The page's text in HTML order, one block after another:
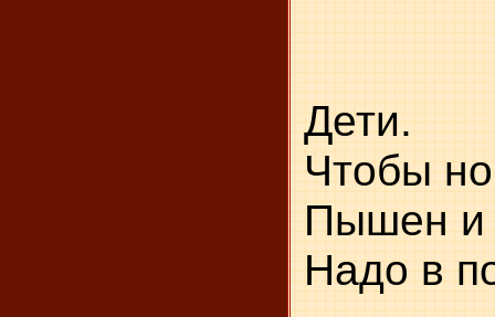
Дети.
Надо в